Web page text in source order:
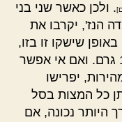
. ולכן כאשר שני בני
הנז', יקרבו את
שישקו זו בזו,
וביחד יהיה שיעור בקמח של 1.560 גרם. ואם אי אפשר
יפרישו
כל המצות בסל
היותר נכונה, אם